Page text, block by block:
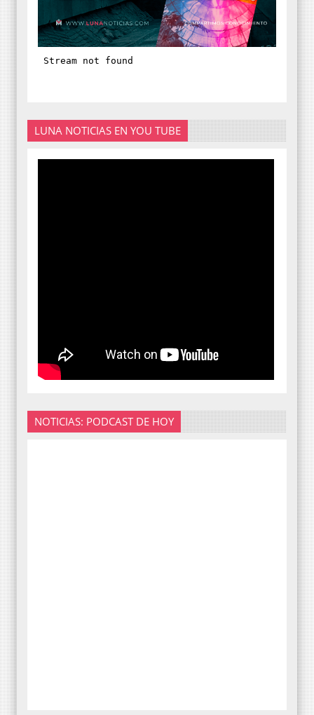
LUNA NOTICIAS EN YOU TUBE
NOTICIAS: PODCAST DE HOY